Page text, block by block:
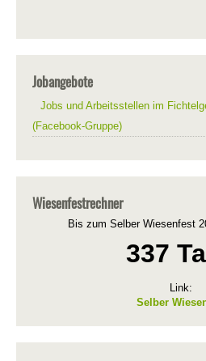
Jobangebote
Jobs und Arbeitsstellen im
(Facebook-Gruppe)
Wiesenfestrechner
Bis zum Selber Wiesenfest
337
Link:
Selber